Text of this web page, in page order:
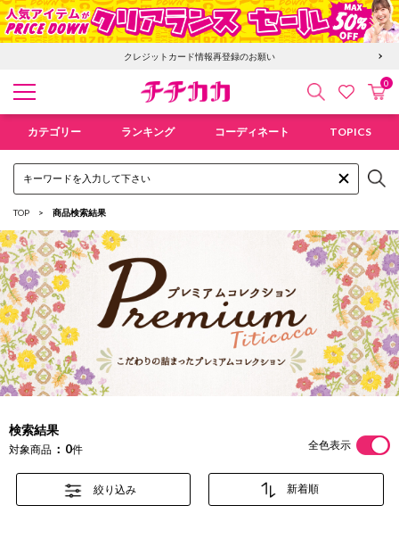
クレジットカード情報再登録のお願い
検索 お気にカ
0
カテゴリー ランキング コーディネート TOPICS
TOP 商品検索結果
検索結果
対象商品 0件 全色表示
絞り込み